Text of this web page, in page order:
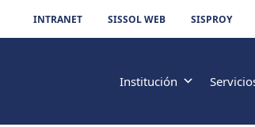
INTRANET SISSOL WEB SISPROY
Institución